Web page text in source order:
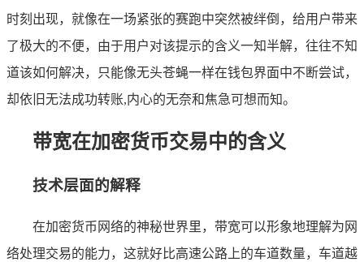
时刻出现，就像在一场紧张的赛跑中突然被绊倒，给用户带来
了极大的不便，由于用户对该提示的含义一知半解，往往不知
道该如何解决，只能像无头苍蝇一样在钱包界面中不断尝试，
却依旧无法成功转账,内心的无奈和焦急可想而知。
带宽在加密货币交易中的含义
技术层面的解释
在加密货币网络的神秘世界里，带宽可以形象地理解为网
络处理交易的能力，这就好比高速公路上的车道数量，车道越